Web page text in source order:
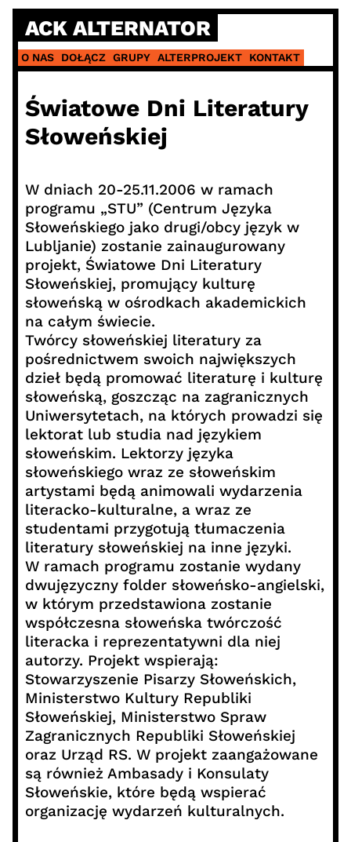
Skip
content
ACK ALTERNATOR
O NAS DOŁĄCZ GRUPY ALTERPROJEKT KONTAKT
Światowe Dni Literatury
Słoweńskiej
W dniach 20-25.11.2006 w ramach
programu „STU” (Centrum Języka
Słoweńskiego jako drugi/obcy język w
Lubljanie) zostanie zainaugurowany
projekt, Światowe Dni Literatury
Słoweńskiej, promujący kulturę
słoweńską w ośrodkach akademickich
na całym świecie.
Twórcy słoweńskiej literatury za
pośrednictwem swoich największych
dzieł będą promować literaturę i kulturę
słoweńską, goszcząc na zagranicznych
Uniwersytetach, na których prowadzi się
lektorat lub studia nad językiem
słoweńskim. Lektorzy języka
słoweńskiego wraz ze słoweńskim
artystami będą animowali wydarzenia
literacko-kulturalne, a wraz ze
studentami przygotują tłumaczenia
literatury słoweńskiej na inne języki.
W ramach programu zostanie wydany
dwujęzyczny folder słoweńsko-angielski,
w którym przedstawiona zostanie
współczesna słoweńska twórczość
literacka i reprezentatywni dla niej
autorzy. Projekt wspierają:
Stowarzyszenie Pisarzy Słoweńskich,
Ministerstwo Kultury Republiki
Słoweńskiej, Ministerstwo Spraw
Zagranicznych Republiki Słoweńskiej
oraz Urząd RS. W projekt zaangażowane
są również Ambasady i Konsulaty
Słoweńskie, które będą wspierać
organizację wydarzeń kulturalnych.